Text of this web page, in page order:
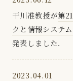
干川准教授が第
クと情報システ
発表しました．
2023.04.01